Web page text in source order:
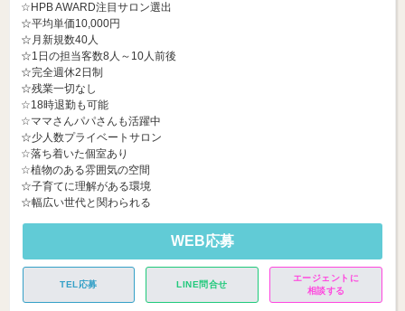
☆HPB AWARD注目サロン選出
☆平均単価10,000円
☆月新規数40人
☆1日の担当客数8人～10人前後
☆完全週休2日制
☆残業一切なし
☆18時退勤も可能
☆ママさんパパさんも活躍中
☆少人数プライベートサロン
☆落ち着いた個室あり
☆植物のある雰囲気の空間
☆子育てに理解がある環境
☆幅広い世代と関わられる
WEB応募
TEL応募 LINE問合せ
エージェントに
相談する